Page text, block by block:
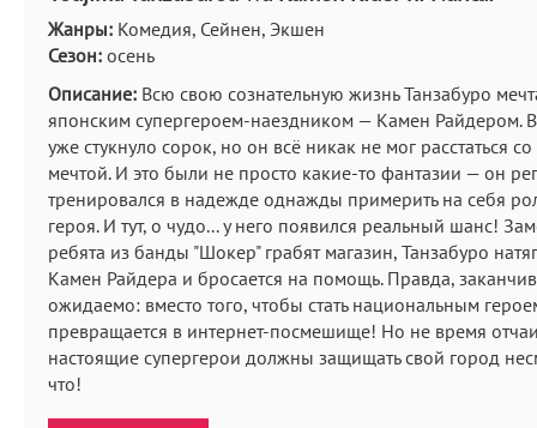
Жанры: Комедия, Сейнен, Экшен
Сезон: осень
Описание: Всю свою сознательную жизнь Танзабуро
японским супергероем-наездником — Камен Райдером.
уже стукнуло сорок, но он всё никак не мог расстаться
мечтой. И это были не просто какие-то фантазии — он
тренировался в надежде однажды примерить на себя
героя. И тут, о чудо... у него появился реальный шанс!
ребята из банды "Шокер" грабят магазин, Танзабуро
Камен Райдера и бросается на помощь. Правда,
ожидаемо: вместо того, чтобы стать национальным
превращается в интернет-посмешище! Но не время
настоящие супергерои должны защищать свой город
что!